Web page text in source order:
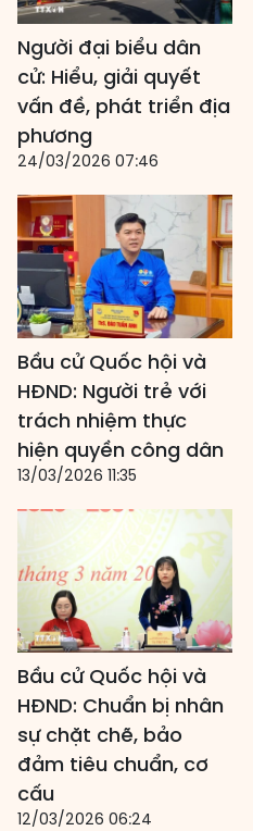
Người đại biểu dân
cử: Hiểu, giải quyết
vấn đề, phát triển địa
phương
24/03/2026 07:46
Bầu cử Quốc hội và
HĐND: Người trẻ với
trách nhiệm thực
hiện quyền công dân
13/03/2026 11:35
Bầu cử Quốc hội và
HĐND: Chuẩn bị nhân
sự chặt chẽ, bảo
đảm tiêu chuẩn, cơ
cấu
12/03/2026 06:24